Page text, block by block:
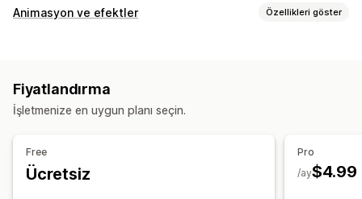
Animasyon ve efektler Özellikleri göster
Fiyatlandırma
İşletmenize en uygun planı seçin.
Free
Ücretsiz
Pro
$4.99
/ay